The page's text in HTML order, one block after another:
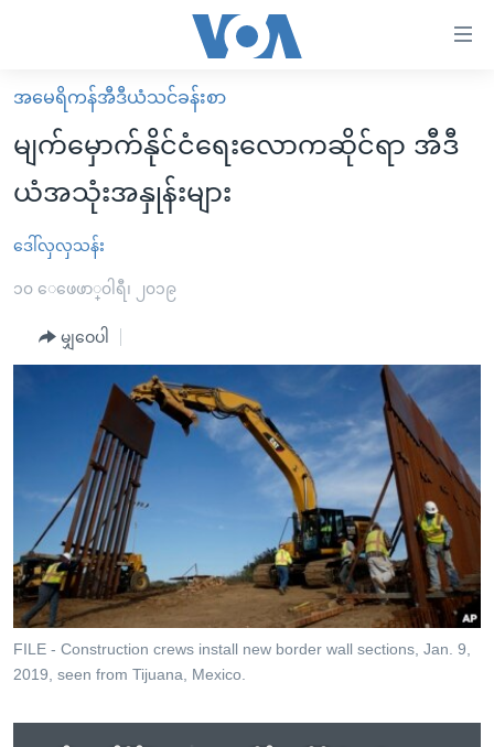
လွယ်ကူ
စေ
သည့်
များ
ပင်မ
စာမျက်နှာ
သို့
ကျော်
ကြည့်
ရန်
မူလစာမျက်နှာ
မြန်မာ
ကမ္ဘာ့သတင်းများ
နိုင်ငံတကာ
အစ္စရေး-ပါလက်စတိုင်း
ဗွီဒီယို
သတင်းလွတ်လပ်ခွင့်
အင်္ဂလိပ်စာလေ့လာမယ်
အမေရိကန်သုံးအီဒီယံ
မကြေးမုံရဲ့ အင်္ဂလိပ်စာ
ရုပ်ရှင်ထဲက အင်္ဂလိပ်စာ
သုတပဒေသာ အင်္ဂလိပ်စာ
အပတ်စဉ်ကဏ္ဍများ
ရေဒီယိုနှင့်ရုပ်သံ အချက်အလက်များ
ရေဒီယို/တီဗွီအစီအစဉ်
Learning English
ဗွီအိုအေ လူမှုကွန်ယက်များ
အမေရိကန်အီဒီယံသင်ခန်းစာ
မျက်မှောက်နိုင်ငံရေးလောကဆိုင်ရာ အီဒီ
ယံအသုံးအနှုန်းများ
ဒေါ်လှလှသန်း
၁၀ ေဖေဖာ္၀ါရီ၊ ၂၀၁၉
မျှဝေပါ
FILE - Construction crews install new border wall sections, Jan. 9,
2019, seen from Tijuana, Mexico.